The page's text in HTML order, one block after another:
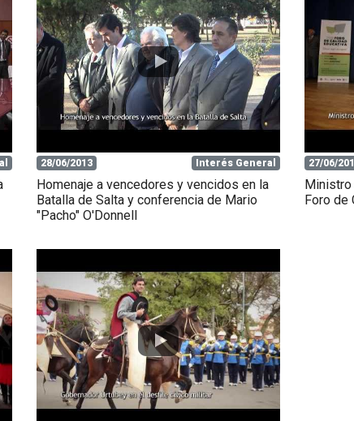
28/06/2013 Interés General
Homenaje a vencedores y vencidos en la
Batalla de Salta y conferencia de Mario
"Pacho" O'Donnell
27/06/
Ministro
Foro de